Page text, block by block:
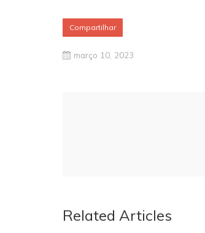
Compartilhar
março 10, 2023
Related Articles